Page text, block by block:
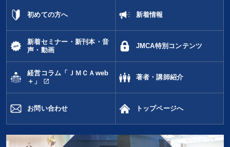
初めての方へ 新着情報
新着セミナー・新刊本・音
声・動画
JMCA特別コンテンツ
経営コラム「ＪＭＣＡweb
＋」
open_in_new
著者・講師紹介
お問い合わせ トップページへ